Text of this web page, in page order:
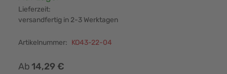
Lieferzeit:
versandfertig in 2-3 Werktagen
Artikelnummer: KO43-22-04
Ab14,29 €